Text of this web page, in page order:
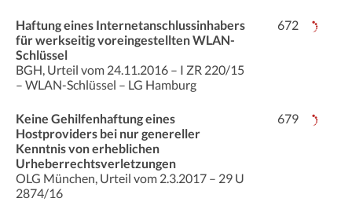
Haftung eines Internetanschlussinhabers
für werkseitig voreingestellten WLAN-
Schlüssel
BGH, Urteil vom 24.11.2016 – I ZR 220/15
– WLAN-Schlüssel – LG Hamburg
672
Keine Gehilfenhaftung eines
Hostproviders bei nur genereller
Kenntnis von erheblichen
Urheberrechtsverletzungen
OLG München, Urteil vom 2.3.2017 – 29 U
2874/16
679